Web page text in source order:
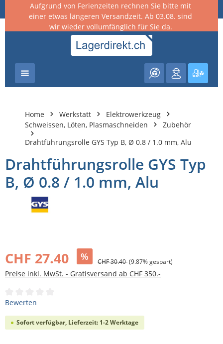
springen
Aufgrund von Ferienzeiten rechnen Sie bitte mit
einer etwas längeren Versandzeit. Ab 03.08. sind
wir wieder vollumfänglich für Sie da.
Home Werkstatt
Elektrowerkzeug
Schweissen, Löten, Plasmaschneiden
Zubehör
Drahtführungsrolle GYS Typ B, Ø 0.8 / 1.0 mm, Alu
Drahtführungsrolle GYS Typ
B, Ø 0.8 / 1.0 mm, Alu
CHF 27.40 % CHF 30.40(9.87% gespart)
Preise inkl. MwSt. - Gratisversand ab CHF 350.-
Durchschnittliche Bewertung von 0 von 5 Sternen
Bewerten
Sofort verfügbar, Lieferzeit: 1-2 Werktage